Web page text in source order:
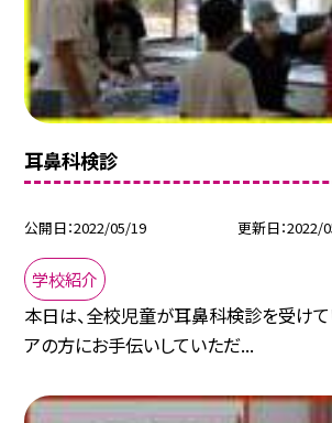
耳鼻科検診
公開日 2022/05/19 更新日 2022/
学校紹介
本日は、全校児童が耳鼻科検診を受けて
アの方にお手伝いしていただ...